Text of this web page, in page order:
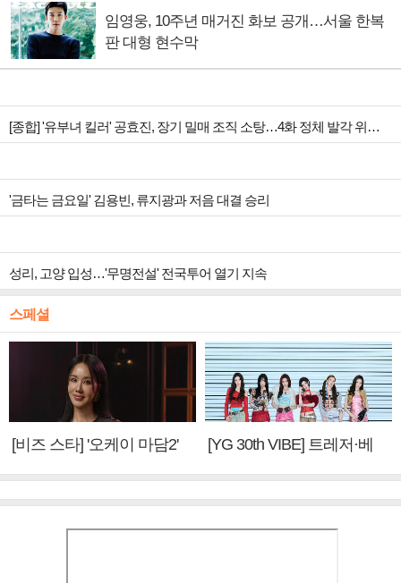
임영웅, 10주년 매거진 화보 공개…서울 한복
판 대형 현수막
[종합] '유부녀 킬러' 공효진, 장기 밀매 조직 소탕…4화 정체 발각 위기 예고
'금타는 금요일' 김용빈, 류지광과 저음 대결 승리
성리, 고양 입성…'무명전설' 전국투어 열기 지속
스페셜
[비즈 스타] '오케이 마담2'
[YG 30th VIBE] 트레저·베